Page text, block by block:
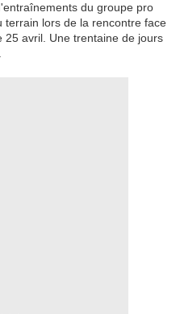
du groupe pro
lors de la rencontre face
25 avril. Une trentaine de jours